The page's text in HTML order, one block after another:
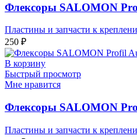
Флексоры SALOMON
Пластины и запчасти к
250 ₽
В корзину
Быстрый просмотр
Мне нравится
Флексоры SALOMON
Пластины и запчасти к